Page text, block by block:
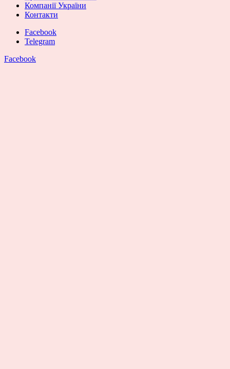
Компанії України
Контакти
Facebook
Telegram
Facebook